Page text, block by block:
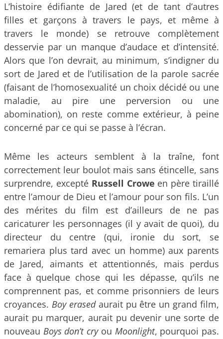
L’histoire édifiante de Jared (et de tant d’autres
filles et garçons à travers le pays, et même à
travers le monde) se retrouve complètement
desservie par un manque d’audace et d’intensité.
Alors que l’on devrait, au minimum, s’indigner du
sort de Jared et de l’utilisation de la parole sacrée
(faisant de l’homosexualité un choix décidé ou une
maladie, au pire une perversion ou une
abomination), on reste comme extérieur, à peine
concerné par ce qui se passe à l’écran.
Même les acteurs semblent à la traîne, font
correctement leur boulot mais sans étincelle, sans
surprendre, excepté Russell Crowe en père tiraillé
entre l’amour de Dieu et l’amour pour son fils. L’un
des mérites du film est d’ailleurs de ne pas
caricaturer les personnages (il y avait de quoi), du
directeur du centre (qui, ironie du sort, se
remariera plus tard avec un homme) aux parents
de Jared, aimants et attentionnés, mais perdus
face à quelque chose qui les dépasse, qu’ils ne
comprennent pas, et comme prisonniers de leurs
croyances. Boy erasedaurait pu être un grand film,
aurait pu marquer, aurait pu devenir une sorte de
nouveau Boys don’t cryou Moonlight, pourquoi pas.